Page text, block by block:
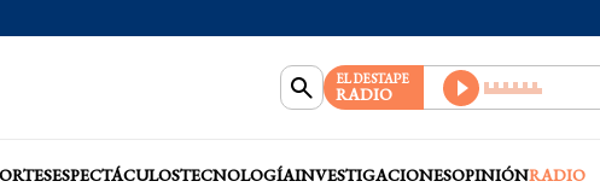
EL DESTAPE
RADIO
ESPECTÁCULOSTECNOLOGÍAINVESTIGACIONESOPINIÓNRADIO